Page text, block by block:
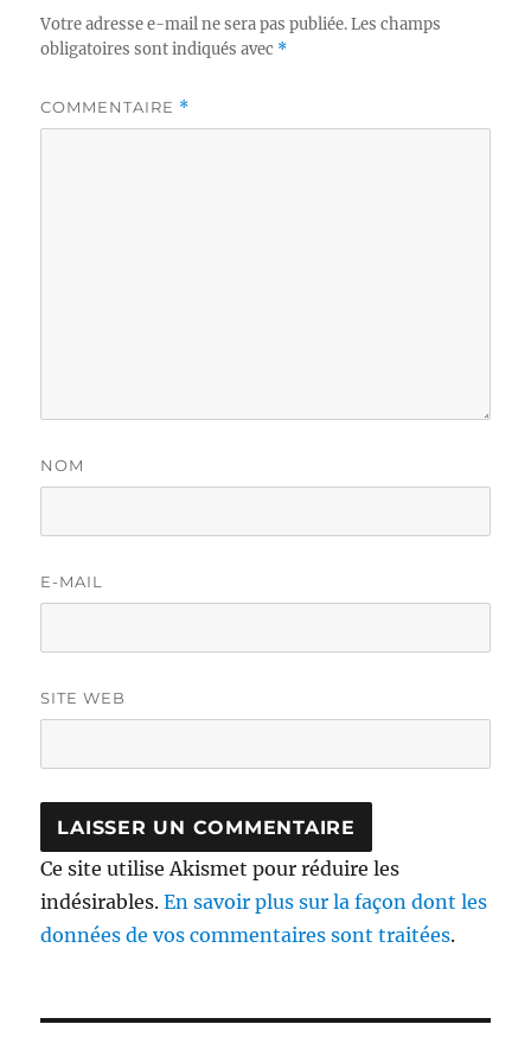
Votre adresse e-mail ne sera pas publiée. Les champs
obligatoires sont indiqués avec *
COMMENTAIRE *
NOM
E-MAIL
SITE WEB
Ce site utilise Akismet pour réduire les
indésirables.En savoir plus sur la façon dont les
données de vos commentaires sont traitées.